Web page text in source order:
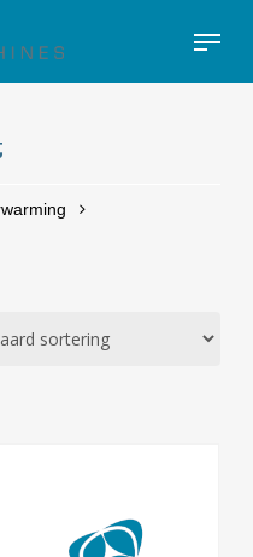
Menu
Close
Filters
Close